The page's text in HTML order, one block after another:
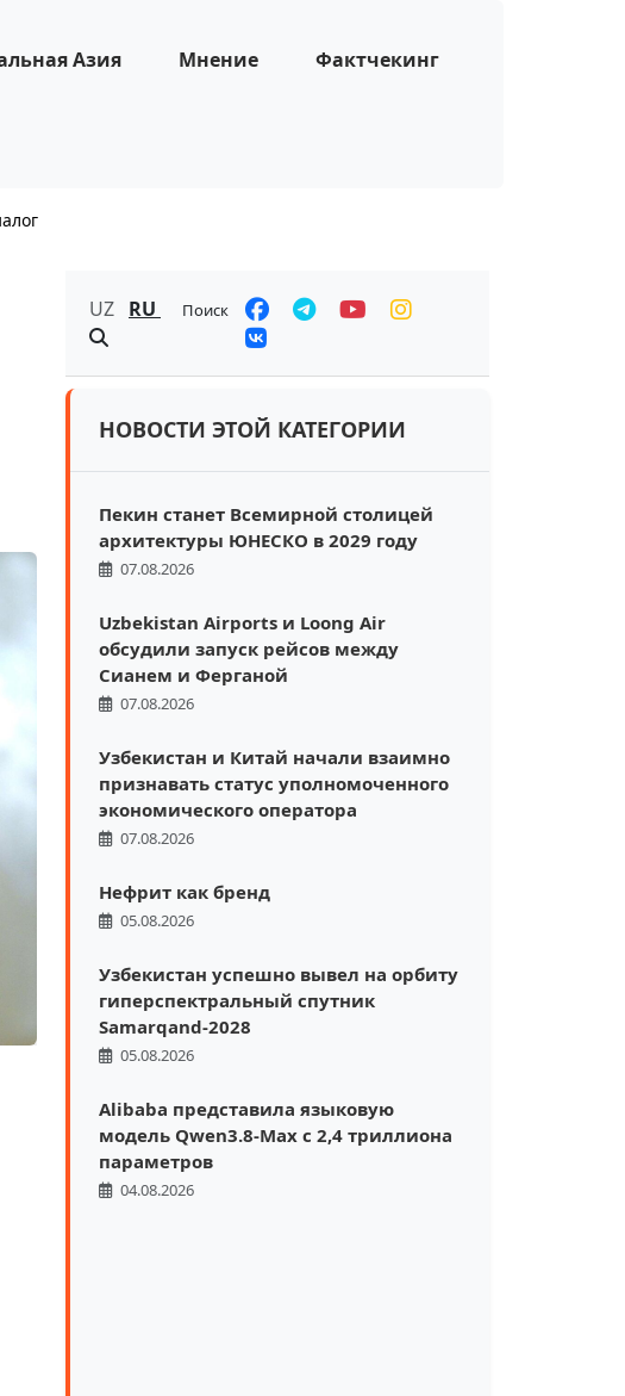
Азия Мнение Фактчекинг
UZ RU Поиск
НОВОСТИ ЭТОЙ КАТЕГОРИИ
Пекин станет Всемирной столицей
архитектуры ЮНЕСКО в 2029 году
07.08.2026
Uzbekistan Airports и Loong Air
обсудили запуск рейсов между
Сианем и Ферганой
07.08.2026
Узбекистан и Китай начали взаимно
признавать статус уполномоченного
экономического оператора
07.08.2026
Нефрит как бренд
05.08.2026
Узбекистан успешно вывел на орбиту
гиперспектральный спутник
Samarqand-2028
05.08.2026
Alibaba представила языковую
модель Qwen3.8-Max с 2,4 триллиона
параметров
04.08.2026